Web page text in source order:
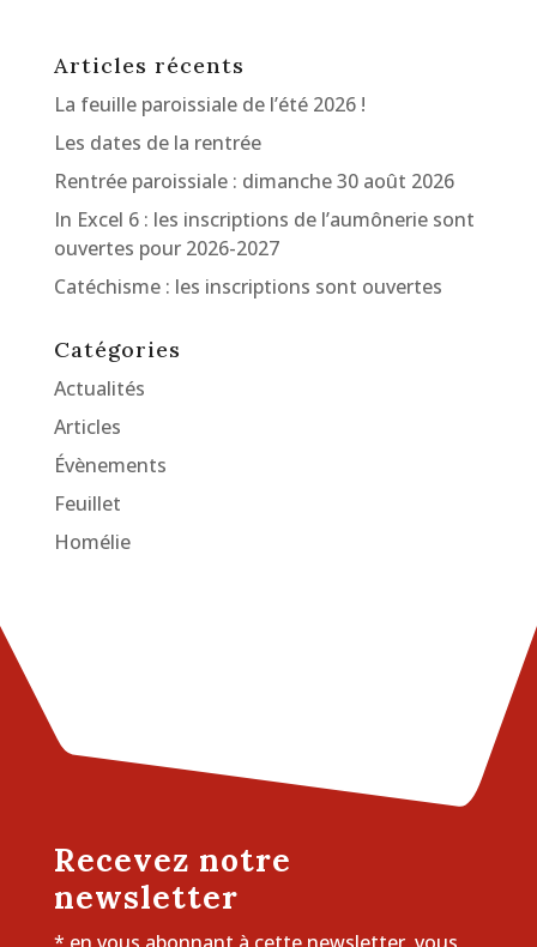
Articles récents
La feuille paroissiale de l’été 2026 !
Les dates de la rentrée
Rentrée paroissiale : dimanche 30 août 2026
In Excel 6 : les inscriptions de l’aumônerie sont
ouvertes pour 2026-2027
Catéchisme : les inscriptions sont ouvertes
Catégories
Actualités
Articles
Évènements
Feuillet
Homélie
Recevez notre
newsletter